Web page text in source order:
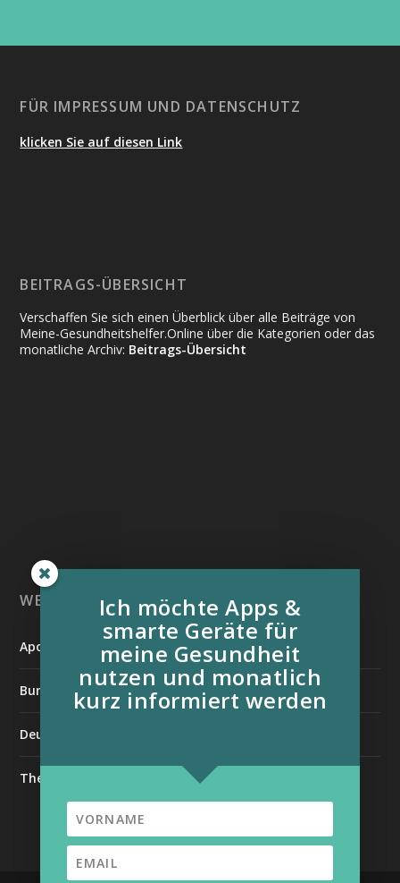
FÜR IMPRESSUM UND DATENSCHUTZ
klicken Sie auf diesen Link
BEITRAGS-ÜBERSICHT
Verschaffen Sie sich einen Überblick über alle Beiträge von
Meine-Gesundheitshelfer.Online über die Kategorien oder das
monatliche Archiv: Beitrags-Übersicht
WEITERE INFORMATIONSQUELLEN:
Apotheken Umschau
Bundesverband der Organtransplantierten e.V.
Deutsche Stiftung für chronisch Kranke
The Medical Futurist
Ich möchte Apps &
smarte Geräte für
meine Gesundheit
nutzen und monatlich
kurz informiert werden